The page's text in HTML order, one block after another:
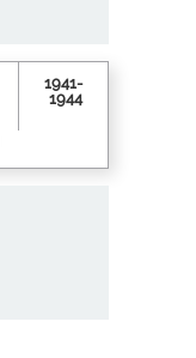
1941-
1944